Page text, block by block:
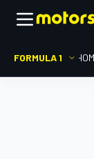
FORMULA 1